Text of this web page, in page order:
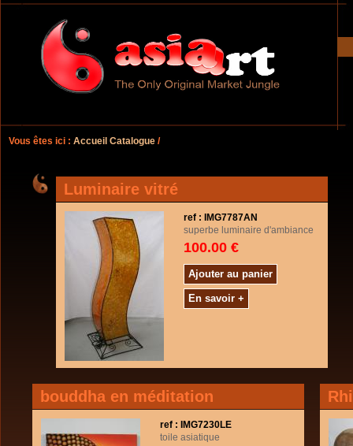
Vous êtes ici : Accueil Catalogue /
Luminaire vitré
ref : IMG7787AN
superbe luminaire d'ambiance
100.00 €
Ajouter au panier
En savoir +
bouddha en méditation
ref : IMG7230LE
toile asiatique